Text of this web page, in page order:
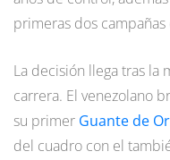
primeras dos
La decisión llega tras la
carrera. El venezolano
su primer Guante de
del cuadro con el